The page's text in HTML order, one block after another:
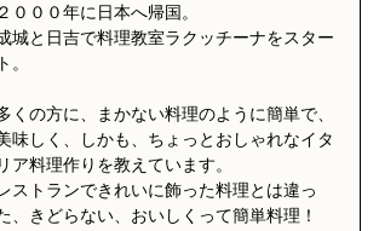
２０００年に日本へ帰国。
城と日吉で料理教室ラクッチーナをスター
ト。
くの方に、まかない料理のように簡単で、
味しく、しかも、ちょっとおしゃれなイタ
リア料理作りを教えています。
ストランできれいに飾った料理とは違っ
、きどらない、おいしくって簡単料理！